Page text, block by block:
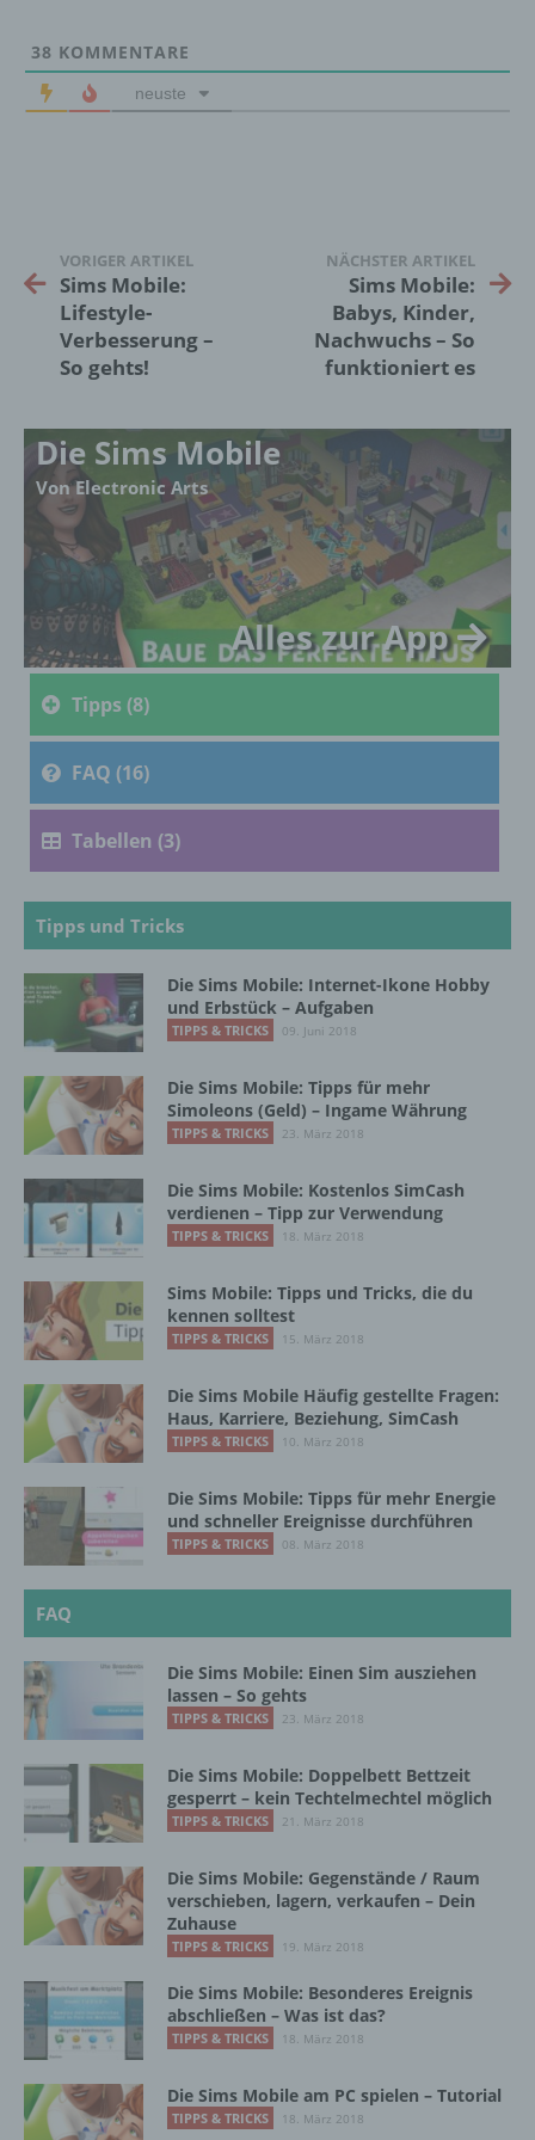
38 KOMMENTARE
neuste
VORIGER ARTIKEL
Sims Mobile:
Lifestyle-
Verbesserung –
So gehts!
NÄCHSTER ARTIKEL
Sims Mobile:
Babys, Kinder,
Nachwuchs – So
funktioniert es
Die Sims Mobile
Von Electronic Arts
Alles zur App
Tipps (8)
FAQ (16)
Tabellen (3)
Tipps und Tricks
Die Sims Mobile: Internet-Ikone Hobby
und Erbstück – Aufgaben
TIPPS & TRICKS 09. Juni 2018
Die Sims Mobile: Tipps für mehr
Simoleons (Geld) – Ingame Währung
TIPPS & TRICKS 23. März 2018
Die Sims Mobile: Kostenlos SimCash
verdienen – Tipp zur Verwendung
TIPPS & TRICKS 18. März 2018
Sims Mobile: Tipps und Tricks, die du
kennen solltest
TIPPS & TRICKS 15. März 2018
Die Sims Mobile Häufig gestellte Fragen:
Haus, Karriere, Beziehung, SimCash
TIPPS & TRICKS 10. März 2018
Die Sims Mobile: Tipps für mehr Energie
und schneller Ereignisse durchführen
TIPPS & TRICKS 08. März 2018
FAQ
Die Sims Mobile: Einen Sim ausziehen
lassen – So gehts
TIPPS & TRICKS 23. März 2018
Die Sims Mobile: Doppelbett Bettzeit
gesperrt – kein Techtelmechtel möglich
TIPPS & TRICKS 21. März 2018
Die Sims Mobile: Gegenstände / Raum
verschieben, lagern, verkaufen – Dein
Zuhause
TIPPS & TRICKS 19. März 2018
Die Sims Mobile: Besonderes Ereignis
abschließen – Was ist das?
TIPPS & TRICKS 18. März 2018
Die Sims Mobile am PC spielen – Tutorial
TIPPS & TRICKS 18. März 2018
und technischen und organisatorischen
Maßnahmen unterliegen, die gewährleisten,
dass die personenbezogenen Daten nicht
Verantwortlicher oder für die Verarbeitung
Verantwortlicher ist die natürliche oder
juristische Person, Behörde, Einrichtung
oder andere Stelle, die allein oder
personenbezogenen Daten entscheidet.
Sind die Zwecke und Mittel dieser
Verarbeitung durch das Unionsrecht oder
das Recht der Mitgliedstaaten vorgegeben,
so kann der Verantwortliche
beziehungsweise können die bestimmten
Kriterien seiner Benennung nach dem
Unionsrecht oder dem Recht der
Mitgliedstaaten vorgesehen werden.
h) Auftragsverarbeiter
Auftragsverarbeiter ist eine natürliche oder
Daten im Auftrag des Verantwortlichen
verarbeitet.
i) Empfänger
Empfänger ist eine natürliche oder juristische
Person, Behörde, Einrichtung oder andere
Stelle, der personenbezogene Daten
offengelegt werden, unabhängig davon, ob
es sich bei ihr um einen Dritten handelt oder
nicht. Behörden, die im Rahmen eines
bestimmten Untersuchungsauftrags nach
Mitgliedstaaten möglicherweise
personenbezogene Daten erhalten, gelten
jedoch nicht als Empfänger.
j) Dritter
Dritter ist eine natürliche oder juristische
Person, Behörde, Einrichtung oder andere
Stelle außer der betroffenen Person, dem
Verantwortlichen, dem Auftragsverarbeiter
unmittelbaren Verantwortung des
Verantwortlichen oder des
Auftragsverarbeiters befugt sind, die
Einwilligung ist jede von der betroffenen
Person freiwillig für den bestimmten Fall in
abgegebene Willensbekundung in Form
einer Erklärung oder einer sonstigen
eindeutigen bestätigenden Handlung, mit der
sie mit der Verarbeitung der sie betreffenden
personenbezogenen Daten einverstanden
ist.
Name und Anschrift des für die Verarbeitung
Verantwortlichen
Verantwortlicher im Sinne der Datenschutz-
Grundverordnung, sonstiger in den Mitgliedstaaten
der Europäischen Union geltenden